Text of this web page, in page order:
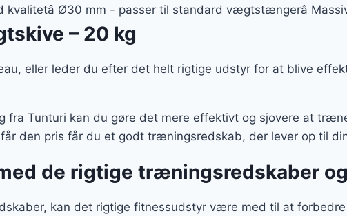
kr..99 kr..
kvalitetâ Ø30 mm - passer til standard vægtstængerâ
– 20 kg
eller leder du efter det helt rigtige udstyr for at blive
Tunturi kan du gøre det mere effektivt og sjovere at
den pris får du et godt træningsredskab, der lever op til
de rigtige træningsredskaber
kan det rigtige fitnessudstyr være med til at